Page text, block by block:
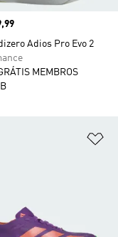
Adios Pro Evo 2
MEMBROS